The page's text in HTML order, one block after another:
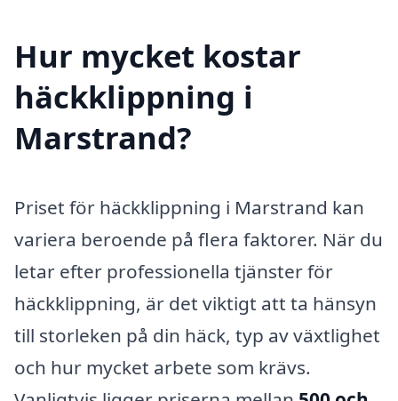
Hur mycket kostar
häckklippning i
Marstrand?
Priset för häckklippning i Marstrand kan
variera beroende på flera faktorer. När du
letar efter professionella tjänster för
häckklippning, är det viktigt att ta hänsyn
till storleken på din häck, typ av växtlighet
och hur mycket arbete som krävs.